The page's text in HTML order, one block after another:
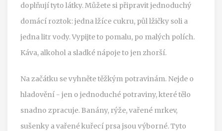
doplňují tyto látky. Můžete si připravit jednoduchý
domácí roztok: jedna lžíce cukru, půl lžičky soli a
jedna litr vody. Vypijte to pomalu, po malých polích.
Káva, alkohol a sladké nápoje to jen zhorší.
Na začátku se vyhněte těžkým potravinám. Nejde o
hladovění - jen o jednoduché potraviny, které tělo
snadno zpracuje. Banány, rýže, vařené mrkev,
sušenky a vařené kuřecí prsa jsou výborné. Tyto